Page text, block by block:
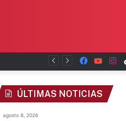
Facebook
ÚLTIMAS NOTICIAS
agosto 8, 2026